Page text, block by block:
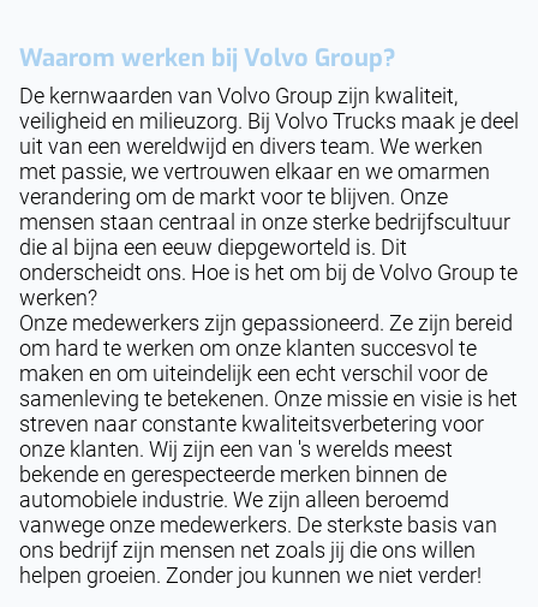
Waarom werken bij Volvo Group?
De kernwaarden van Volvo Group zijn kwaliteit,
veiligheid en milieuzorg. Bij Volvo Trucks maak je deel
uit van een wereldwijd en divers team. We werken
met passie, we vertrouwen elkaar en we omarmen
verandering om de markt voor te blijven. Onze
mensen staan centraal in onze sterke bedrijfscultuur
die al bijna een eeuw diepgeworteld is. Dit
onderscheidt ons. Hoe is het om bij de Volvo Group te
werken?
Onze medewerkers zijn gepassioneerd. Ze zijn bereid
om hard te werken om onze klanten succesvol te
maken en om uiteindelijk een echt verschil voor de
samenleving te betekenen. Onze missie en visie is het
streven naar constante kwaliteitsverbetering voor
onze klanten. Wij zijn een van 's werelds meest
bekende en gerespecteerde merken binnen de
automobiele industrie. We zijn alleen beroemd
vanwege onze medewerkers. De sterkste basis van
ons bedrijf zijn mensen net zoals jij die ons willen
helpen groeien. Zonder jou kunnen we niet verder!